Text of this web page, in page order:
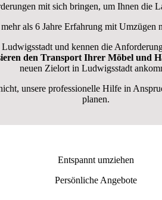
mit sich bringen, um Ihnen die
als 6 Jahre Erfahrung mit Umzügen
und kennen die
den Transport Ihrer Möbel und
neuen Zielort in Ludwigsstadt
unsere professionelle Hilfe in
planen.
Entspannt umziehen
Persönliche Angebote